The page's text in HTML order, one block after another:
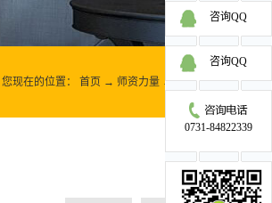
您现在的位置： 首页 → 师资力量 → 喻尚坤
咨询QQ
咨询QQ
0731-84822339